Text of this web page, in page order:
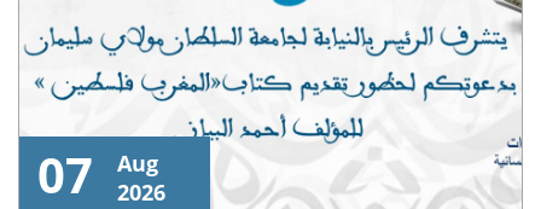
07
Aug
2026